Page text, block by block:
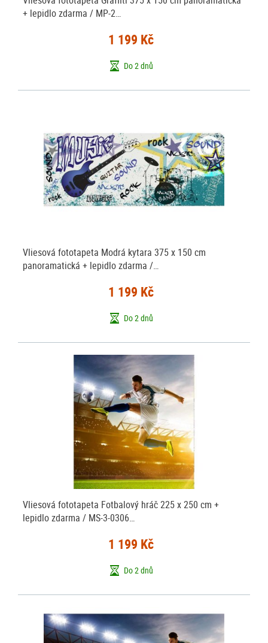
+ lepidlo zdarma / MP-2…
1 199 Kč
Do 2 dnů
Vliesová fototapeta Modrá kytara 375 x 150 cm
panoramatická + lepidlo zdarma /…
1 199 Kč
Do 2 dnů
Vliesová fototapeta Fotbalový hráč 225 x 250 cm +
lepidlo zdarma / MS-3-0306…
1 199 Kč
Do 2 dnů